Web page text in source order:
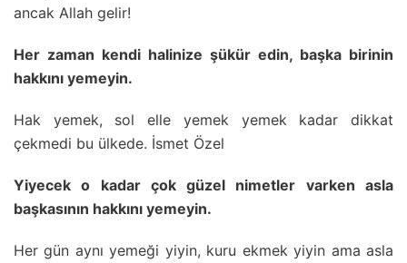
ancak Allah gelir!
Her zaman kendi halinize şükür edin, başka birinin
hakkını yemeyin.
Hak yemek, sol elle yemek yemek kadar dikkat
çekmedi bu ülkede. İsmet Özel
Yiyecek o kadar çok güzel nimetler varken asla
başkasının hakkını yemeyin.
Her gün aynı yemeği yiyin, kuru ekmek yiyin ama asla